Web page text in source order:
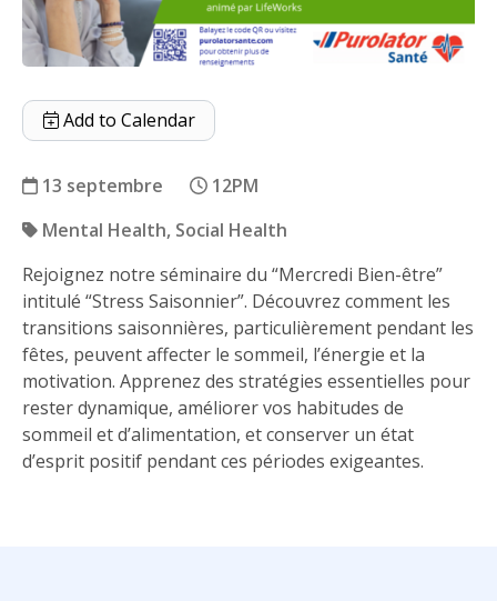
Add to Calendar
13 septembre
12PM
Mental Health Social Health
Le stress saisonnier
Rejoignez notre séminaire du “Mercredi Bien-être”
intitulé “Stress Saisonnier”. Découvrez comment les
transitions saisonnières, particulièrement pendant les
fêtes, peuvent affecter le sommeil, l’énergie et la
motivation. Apprenez des stratégies essentielles pour
rester dynamique, améliorer vos habitudes de
sommeil et d’alimentation, et conserver un état
d’esprit positif pendant ces périodes exigeantes.